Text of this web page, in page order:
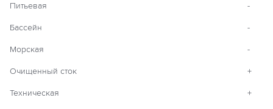
Питьевая -
Бассейн -
Морская -
Очищенный сток +
Техническая +